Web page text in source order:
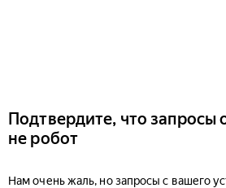
Подтвердите, что запросы
не робот
Нам очень жаль, но запросы с вашего